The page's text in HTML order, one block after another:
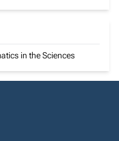
in the Sciences